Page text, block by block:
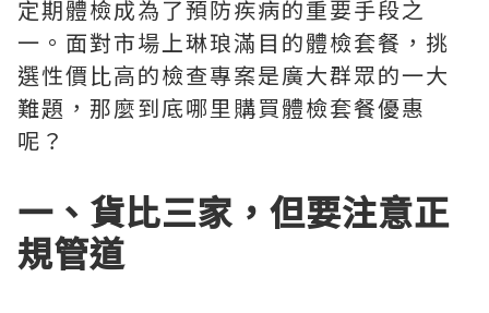
定期體檢成為了預防疾病的重要手段之
一。面對市場上琳琅滿目的體檢套餐，挑
選性價比高的檢查專案是廣大群眾的一大
難題，那麼到底哪里購買體檢套餐優惠
呢？
一、貨比三家，但要注意正
規管道